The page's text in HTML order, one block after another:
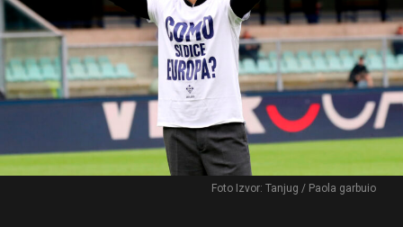
Foto Izvor: Tanjug / Paola garbuio